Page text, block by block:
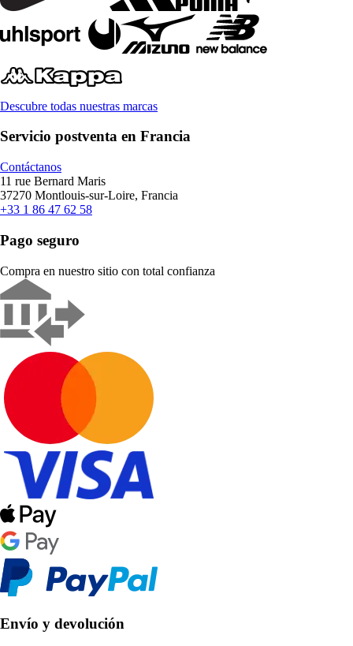
Descubre todas nuestras marcas
Servicio postventa en Francia
Contáctanos
11 rue Bernard Maris
37270 Montlouis-sur-Loire, Francia
+33 1 86 47 62 58
Pago seguro
Compra en nuestro sitio con total confianza
Envío y devolución